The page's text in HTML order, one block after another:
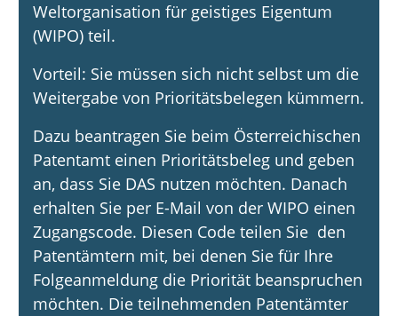
Weltorganisation für geistiges Eigentum
(WIPO) teil.
Vorteil: Sie müssen sich nicht selbst um die
Weitergabe von Prioritätsbelegen kümmern.
Dazu beantragen Sie beim Österreichischen
Patentamt einen Prioritätsbeleg und geben
an, dass Sie DAS nutzen möchten. Danach
erhalten Sie per E-Mail von der WIPO einen
Zugangscode. Diesen Code teilen Sie den
Patentämtern mit, bei denen Sie für Ihre
Folgeanmeldung die Priorität beanspruchen
möchten. Die teilnehmenden Patentämter